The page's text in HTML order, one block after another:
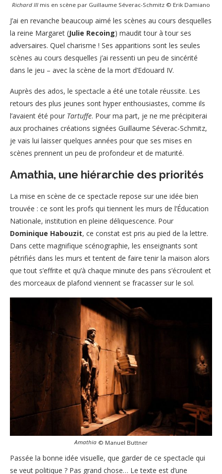
Richard III mis en scène par Guillaume Séverac-Schmitz © Erik Damiano
J’ai en revanche beaucoup aimé les scènes au cours desquelles
la reine Margaret (Julie Recoing) maudit tour à tour ses
adversaires. Quel charisme ! Ses apparitions sont les seules
scènes au cours desquelles j’ai ressenti un peu de sincérité
dans le jeu – avec la scène de la mort d’Edouard IV.
Auprès des ados, le spectacle a été une totale réussite. Les
retours des plus jeunes sont hyper enthousiastes, comme ils
l’avaient été pour Tartuffe. Pour ma part, je ne me précipiterai
aux prochaines créations signées Guillaume Séverac-Schmitz,
je vais lui laisser quelques années pour que ses mises en
scènes prennent un peu de profondeur et de maturité.
Amathia, une hiérarchie des priorités
La mise en scène de ce spectacle repose sur une idée bien
trouvée : ce sont les profs qui tiennent les murs de l’Éducation
Nationale, institution en pleine déliquescence. Pour
Dominique Habouzit, ce constat est pris au pied de la lettre.
Dans cette magnifique scénographie, les enseignants sont
pétrifiés dans les murs et tentent de faire tenir la maison alors
que tout s’effrite et qu’à chaque minute des pans s’écroulent et
des morceaux de plafond viennent se fracasser sur le sol.
Amathia © Manuel Buttner
Passée la bonne idée visuelle, que garder de ce spectacle qui
se veut politique ? Pas grand chose… Le texte est d’une